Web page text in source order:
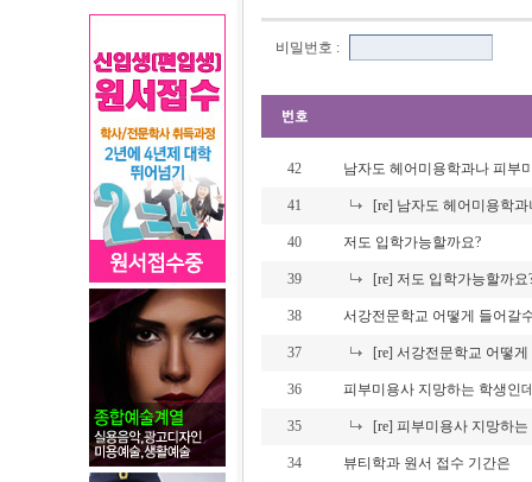
비밀번호 :
42 남자도 헤어미용학과나 피부
41 [re] 남자도 헤어미용학
40 저도 입학가능할까요?
39 [re] 저도 입학가능할까요
38 서강전문학교 어떻게 들어갈
37 [re] 서강전문학교 어떻
36 피부미용사 지망하는 학생인
35 [re] 피부미용사 지망하
34 뷰티학과 원서 접수 기간은